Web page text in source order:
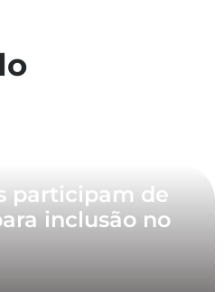
participam de
inclusão no